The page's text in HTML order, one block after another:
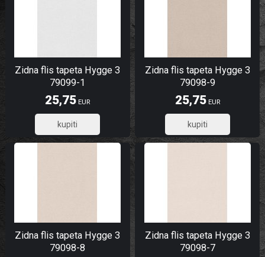
Zidna flis tapeta Hygge 3
79099-1
25,75 EUR
20,60
Zidna flis tapeta Hygge 3
79098-9
25,75EUR
20,60
Zidna flis tapeta Hygge 3
79098-8
Zidna flis tapeta Hygge 3
79098-7